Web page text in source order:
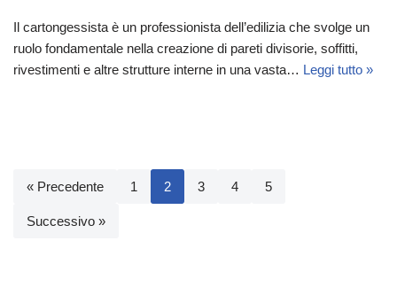
Il cartongessista è un professionista dell’edilizia che svolge un
ruolo fondamentale nella creazione di pareti divisorie, soffitti,
rivestimenti e altre strutture interne in una vasta… Leggi tutto »
« Precedente 1 2 3 4 5
Successivo »